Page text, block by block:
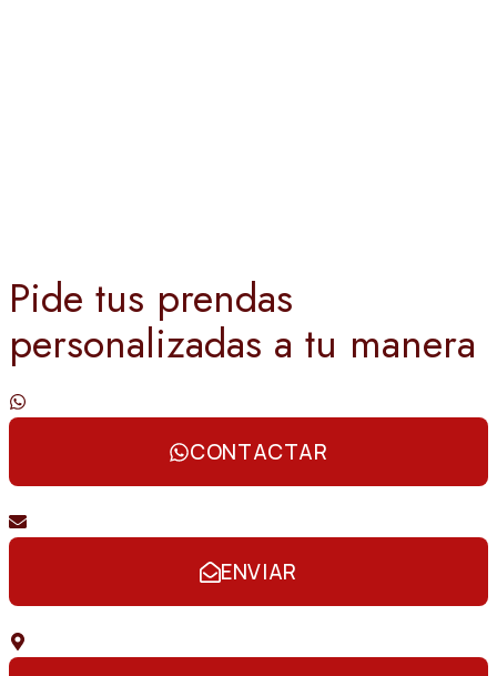
Pide tus prendas
personalizadas a tu manera
CONTACTAR
ENVIAR